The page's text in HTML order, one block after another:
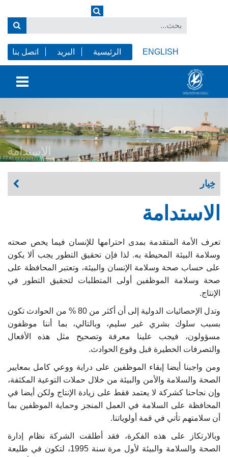
ENGLISH الرئيسية البريد اتصل بنا
خِيار
الاستدامة
تعرف الأمة المتقدمة بمدى احترامها للإنسان فيما يخص صحته
وسلامة البيئة المحيطة به. لذا فإن تحقيق التطور يجب ألا يكون
على حساب صحة وسلامة الإنسان والبيئة، وتعتبر المحافظة على
صحة وسلامة الموظفين أولى المتطلبات لتحقيق التطور في
الإنتاج.
وتدل الإحصائيات الدولية إلى أن أكثر من 80 % من الحوادث تكون
بسبب سلوك بشري غير سليم، وبالتالي، بما أننا موظفون
مسؤولون، فيجب علينا معرفة وتصحيح مثل هذه الأفعال
والتصرفات الخطيرة قبل وقوع الحوادث.
ومن واجبنا أيضا إبقاء الموظفين على دراية ووعي كامل بمعايير
الصحة والسلامة والأمن والبيئة من خلال حملات التوعية المكثفة،
وإن نجاحنا كشركة لا يعتمد فقط على زيادة الإنتاج ولكن أيضا في
المحافظة على السلامة في العمل المنجز وحماية الموظفين بما
أن سلامتهم تأتي في قمة أولوياتنا.
وبالارتكاز على هذه الفكرة، فقد أطلقت الشركة نظام إدارة
الصحة والسلامة والبيئة لأول مرة سنة 1995، لتكون في طليعة